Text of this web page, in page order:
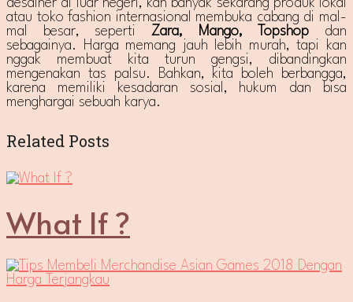
desainer di luar negeri, kan banyak sekarang produk lokal
atau toko fashion internasional membuka cabang di mal-
mal besar, seperti Zara, Mango, Topshop dan
sebagainya. Harga memang jauh lebih murah, tapi kan
nggak membuat kita turun gengsi, dibandingkan
mengenakan tas palsu. Bahkan, kita boleh berbangga,
karena memiliki kesadaran sosial, hukum dan bisa
menghargai sebuah karya.
Related Posts
What If ?